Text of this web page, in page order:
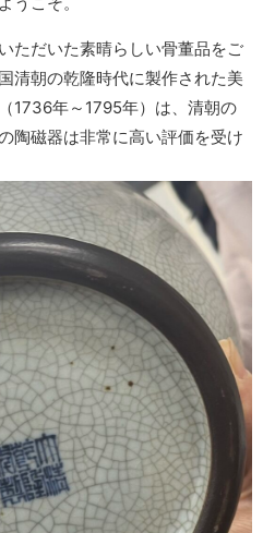
ただいた素晴らしい骨董品をご
清朝の乾隆時代に製作された美
1736年～1795年）は、清朝の
陶磁器は非常に高い評価を受け